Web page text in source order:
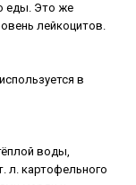
еды. Это же
лейкоцитов.
в
воды,
л. картофельного